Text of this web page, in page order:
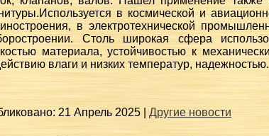
в космической и
в электротехнической
Столь широкая сфера
материала, устойчивостью к
влаги и низких температур, надежностью.
21 Апрель 2025 | Другие новости